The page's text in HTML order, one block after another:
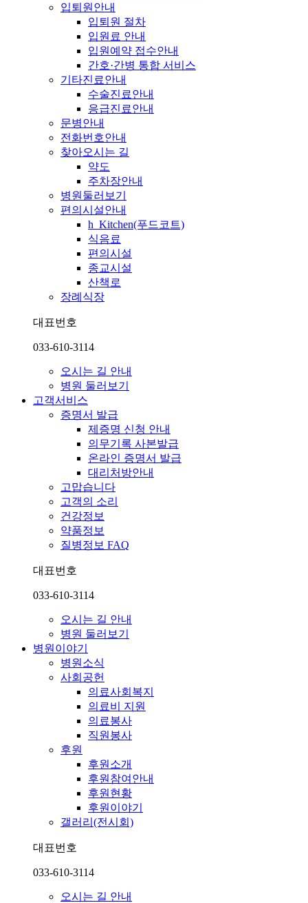
입퇴원안내
입퇴원 절차
입원료 안내
입원예약 접수안내
간호·간병 통합 서비스
기타진료안내
수술진료안내
응급진료안내
문병안내
전화번호안내
찾아오시는 길
약도
주차장안내
병원둘러보기
편의시설안내
h_Kitchen(푸드코트)
식음료
편의시설
종교시설
산책로
장례식장
대표번호
033-610-3114
오시는 길 안내
병원 둘러보기
고객서비스
증명서 발급
제증명 신청 안내
의무기록 사본발급
온라인 증명서 발급
대리처방안내
고맙습니다
고객의 소리
건강정보
약품정보
질병정보 FAQ
대표번호
033-610-3114
오시는 길 안내
병원 둘러보기
병원이야기
병원소식
사회공헌
의료사회복지
의료비 지원
의료봉사
직원봉사
후원
후원소개
후원참여안내
후원현황
후원이야기
갤러리(전시회)
대표번호
033-610-3114
오시는 길 안내